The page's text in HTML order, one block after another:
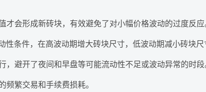
会形成新砖块，有效避免了对小幅价格波动的过度反应
条件，在高波动期增大砖块尺寸，低波动期减小砖块尺
避开了夜间和早盘等可能流动性不足或波动异常的时段
繁交易和手续费损耗。